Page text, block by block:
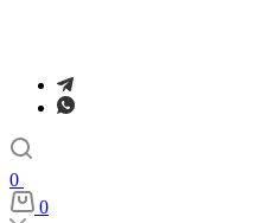
0
0